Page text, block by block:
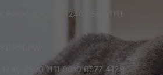
Pekao S.A.: 85 1240 2500 1111
1240 2500 1111 0010 6577 4129